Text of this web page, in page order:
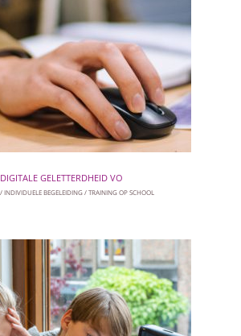
DIGITALE GELETTERDHEID VO
INDIVIDUELE BEGELEIDING TRAINING OP SCHOOL